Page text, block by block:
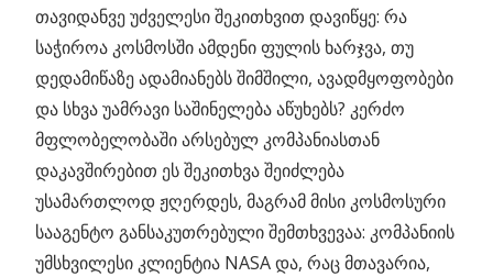
თავიდანვე უძველესი შეკითხვით დავიწყე: რა
საჭიროა კოსმოსში ამდენი ფულის ხარჯვა, თუ
დედამიწაზე ადამიანებს შიმშილი, ავადმყოფობები
და სხვა უამრავი საშინელება აწუხებს? კერძო
მფლობელობაში არსებულ კომპანიასთან
დაკავშირებით ეს შეკითხვა შეიძლება
უსამართლოდ ჟღერდეს, მაგრამ მისი კოსმოსური
სააგენტო განსაკუთრებული შემთხვევაა: კომპანიის
უმსხვილესი კლიენტია NASA და, რაც მთავარია,